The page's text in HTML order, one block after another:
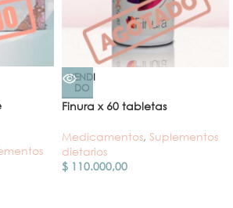
VENDI
DO
Finura x 60 tabletas
Medicamentos, Suplementos
dietarios
$ 110.000,00